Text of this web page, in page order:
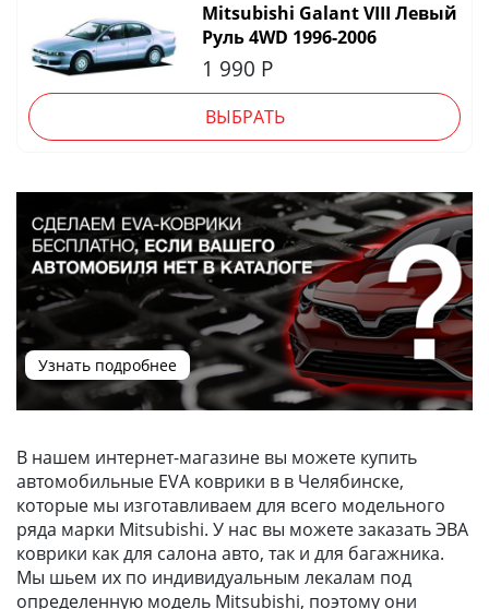
Mitsubishi Galant VIII Левый
Руль 4WD 1996-2006
1 990 Р
ВЫБРАТЬ
Узнать подробнее
В нашем интернет-магазине вы можете купить
автомобильные EVA коврики в в Челябинске,
которые мы изготавливаем для всего модельного
ряда марки Mitsubishi. У нас вы можете заказать ЭВА
коврики как для салона авто, так и для багажника.
Мы шьем их по индивидуальным лекалам под
определенную модель Mitsubishi, поэтому они